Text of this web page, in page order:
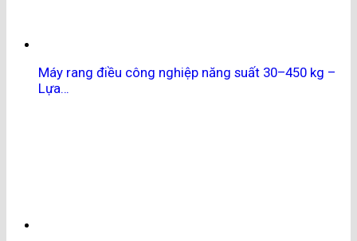
Máy rang điều công nghiệp năng suất 30–450 kg –
Lựa…